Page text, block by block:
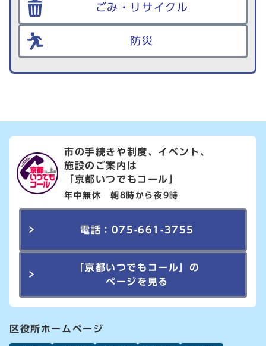
ごみ・リサイクル
防災
市の手続きや制度、イベント、
施設のご案内は
「京都いつでもコール」
年中無休 朝8時から夜9時
電話：075-661-3755
「京都いつでもコール」の
ページを見る
区役所ホームページ